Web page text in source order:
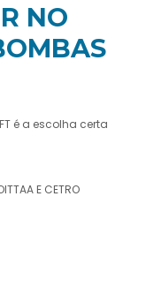
NO
é a escolha certa
E CETRO